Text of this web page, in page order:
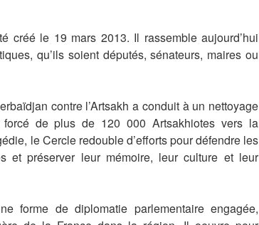
créé le 19 mars 2013. Il rassemble aujourd’hui
qu’ils soient députés, sénateurs, maires ou
contre l’Artsakh a conduit à un nettoyage
forcé de plus de 120 000 Artsakhiotes vers la
le Cercle redouble d’efforts pour défendre les
et préserver leur mémoire, leur culture et leur
forme de diplomatie parlementaire engagée,